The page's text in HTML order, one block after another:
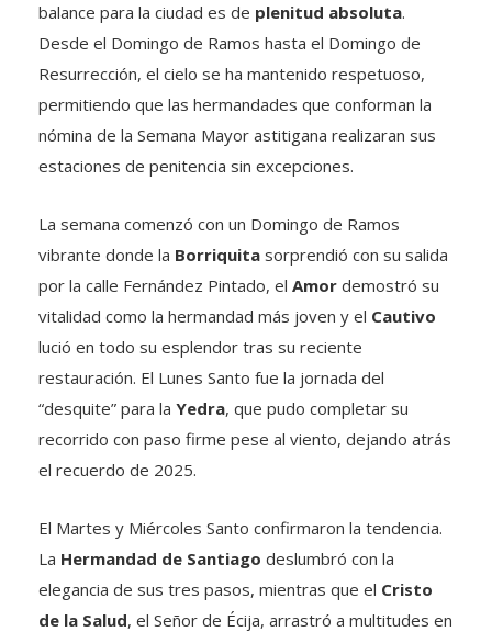
balance para la ciudad es de plenitud absoluta.
Desde el Domingo de Ramos hasta el Domingo de
Resurrección, el cielo se ha mantenido respetuoso,
permitiendo que las hermandades que conforman la
nómina de la Semana Mayor astitigana realizaran sus
estaciones de penitencia sin excepciones.
La semana comenzó con un Domingo de Ramos
vibrante donde la Borriquita sorprendió con su salida
por la calle Fernández Pintado, el Amor demostró su
vitalidad como la hermandad más joven y el Cautivo
lució en todo su esplendor tras su reciente
restauración. El Lunes Santo fue la jornada del
“desquite” para la Yedra, que pudo completar su
recorrido con paso firme pese al viento, dejando atrás
el recuerdo de 2025.
El Martes y Miércoles Santo confirmaron la tendencia.
La Hermandad de Santiago deslumbró con la
elegancia de sus tres pasos, mientras que el Cristo
de la Salud, el Señor de Écija, arrastró a multitudes en